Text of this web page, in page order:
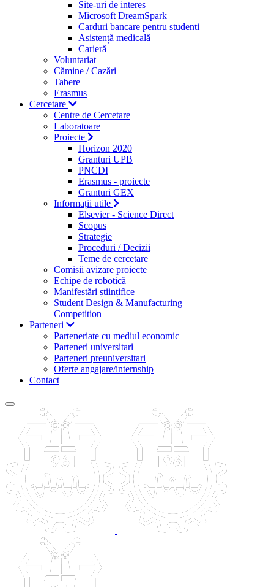
Site-uri de interes
Microsoft DreamSpark
Carduri bancare pentru studenti
Asistență medicală
Carieră
Voluntariat
Cămine / Cazări
Tabere
Erasmus
Cercetare
Centre de Cercetare
Laboratoare
Proiecte
Horizon 2020
Granturi UPB
PNCDI
Erasmus - proiecte
Granturi GEX
Informații utile
Elsevier - Science Direct
Scopus
Strategie
Proceduri / Decizii
Teme de cercetare
Comisii avizare proiecte
Echipe de robotică
Manifestări științifice
Student Design & Manufacturing
Competition
Parteneri
Parteneriate cu mediul economic
Parteneri universitari
Parteneri preuniversitari
Oferte angajare/internship
Contact